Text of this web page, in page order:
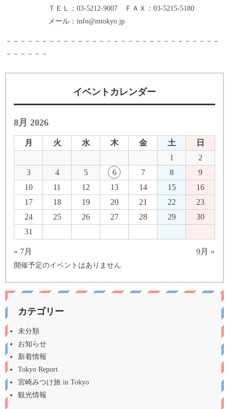
ＴＥＬ：03-5212-9007 ＦＡＸ：03-5215-5180
メール：info@mtokyo.jp
－－－－－－－－－－－－－－－－－－－－－－－－－－－－－－
－－－－－－
イベントカレンダー
8月 2026
月 火 水 木 金 土
日
1
2
3
4 5 6 7 8
9
10
11 12 13 14 15
16
17
18 19 20 21 22
23
24
25 26 27 28 29
30
31
« 7月 9月 »
開催予定のイベントはありません
カテゴリー
未分類
お知らせ
新着情報
Tokyo Report
宮崎みつけ旅 in Tokyo
観光情報